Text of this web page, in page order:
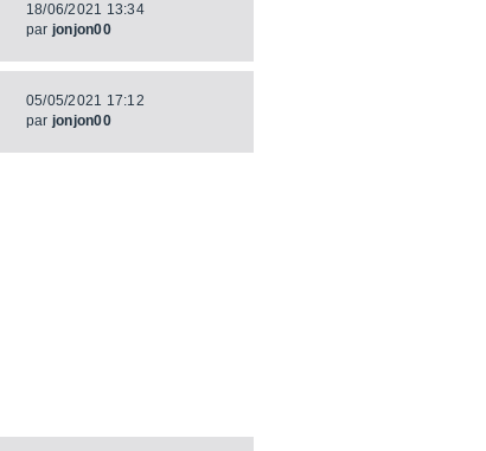
18/06/2021 13:34
par jonjon00
05/05/2021 17:12
par jonjon00